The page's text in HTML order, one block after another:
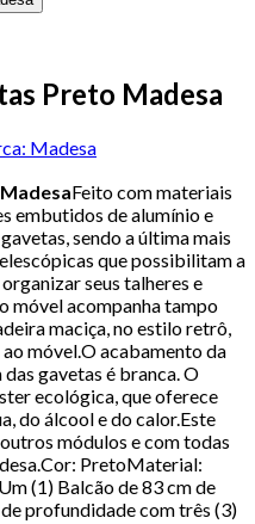
Preto Madesa
Madesa
Feito com materiais
embutidos de alumínio e
sendo a última mais
que possibilitam a
seus talheres e
móvel acompanha tampo
maciça, no estilo retrô,
móvel.O acabamento da
gavetas é branca. O
ecológica, que oferece
do álcool e do calor.Este
módulos e com todas
PretoMaterial:
(1) Balcão de 83 cm de
profundidade com três (3)